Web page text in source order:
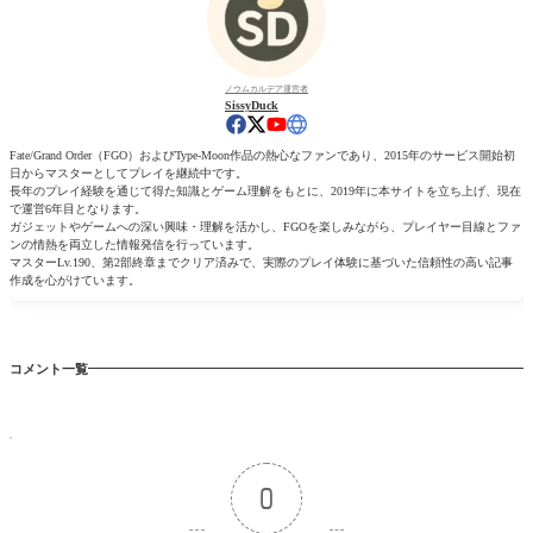
ノウムカルデア運営者
SissyDuck
Fate/Grand Order（FGO）およびType-Moon作品の熱心なファンであり、2015年のサービス開始初
日からマスターとしてプレイを継続中です。
長年のプレイ経験を通じて得た知識とゲーム理解をもとに、2019年に本サイトを立ち上げ、現在
で運営6年目となります。
ガジェットやゲームへの深い興味・理解を活かし、FGOを楽しみながら、プレイヤー目線とファ
ンの情熱を両立した情報発信を行っています。
マスターLv.190、第2部終章までクリア済みで、実際のプレイ体験に基づいた信頼性の高い記事
作成を心がけています。
コメント一覧
0